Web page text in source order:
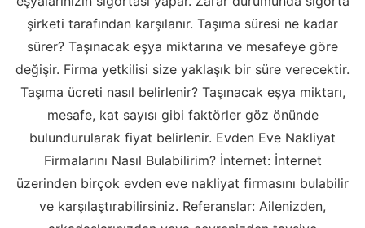
şirketi tarafından karşılanır. Taşıma süresi ne kadar
sürer? Taşınacak eşya miktarına ve mesafeye göre
değişir. Firma yetkilisi size yaklaşık bir süre verecektir.
Taşıma ücreti nasıl belirlenir? Taşınacak eşya miktarı,
mesafe, kat sayısı gibi faktörler göz önünde
bulundurularak fiyat belirlenir. Evden Eve Nakliyat
Firmalarını Nasıl Bulabilirim? İnternet: İnternet
üzerinden birçok evden eve nakliyat firmasını bulabilir
ve karşılaştırabilirsiniz. Referanslar: Ailenizden,